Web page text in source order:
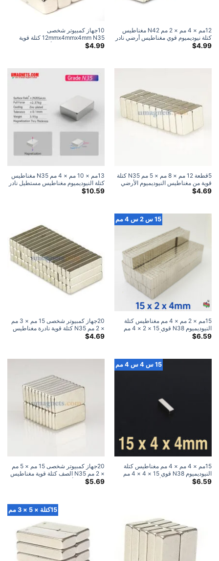
12مم × 4 مم × 2 مم N42 مغناطيس
كتلة نيوديميوم قوي مغناطيس أرضي نادر
$4.99
10جهاز كمبيوتر شخصى
12mmx4mmx4mm N35 كتلة قوية
مغناطيس نيوديميوم الأرض النادرة
$4.99
5قطعة 12 مم × 8 مم × 5 مم N35 كتلة
قوية من مغناطيس النيوديميوم الأرضي
النادر $4.69
13مم × 10 مم × 4 مم N35 مغناطيس
كتلة النيوديميوم مغناطيس مستطيل نادر
للأرض مغناطيس حرفي (12 علية)
$10.59
15 س 2 س 4 مم
15مم × 2 مم × 4 مم مغناطيس كتلة
النيوديميوم N38 قوي 15 × 2 × 4 مم
مغناطيس كتلة نادر الأرض مغناطيس بيع
$6.59
20جهاز كمبيوتر شخصى 15 مم × 3 مم
× 2 مم N35 كتلة قوية نادرة مغناطيس
النيوديميوم مغناطيس الثلاجة
$4.69
15 س 4 س 4 مم
15مم × 4 مم × 4 مم مغناطيس كتلة
النيوديميوم N38 قوي 15 × 4 × 4 مم
مغناطيس كتلة نادر الأرض مغناطيس بيع
$6.59
20جهاز كمبيوتر شخصى 15 مم × 5 مم
× 2 مم N35 الصف كتلة قوية مغناطيس
النيوديميوم الأرض النادرة
$5.69
15كتلة × 5 × 3 مم